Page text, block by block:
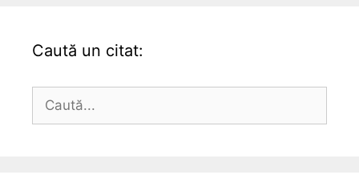
Caută un citat:
după: